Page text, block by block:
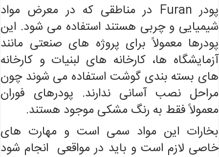
پودر Furan در مناطقی که در معرض مواد
شیمیایی و چربی هستند استفاده می شود. این
پودرها معمولاً برای پروژه های صنعتی مانند
آزمایشگاه ها، کارخانه های لبنیات و کارخانه
های بسته بندی گوشت استفاده می شوند چون
مراحل نصب آسانی ندارند. پودرهای فوران
معمولاً فقط به رنگ مشکی موجود هستند.
بخارات این مواد سمی است و مهارت های
خاصی لازم است و باید در مواقعی انجام شود